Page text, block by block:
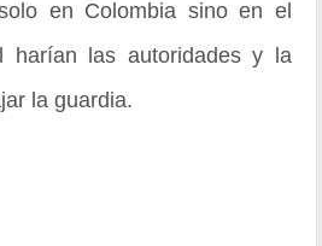
en Colombia sino en el
harían las autoridades y la
la guardia.